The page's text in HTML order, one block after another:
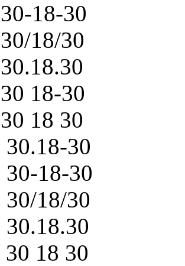
18-30
18/30
18-30
18 30
30
18-30
18/30
18 30